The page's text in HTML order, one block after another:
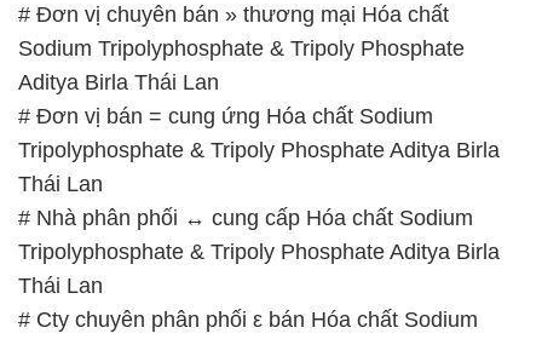
# Đơn vị chuyên bán » thương mại Hóa chất
Sodium Tripolyphosphate & Tripoly Phosphate
Aditya Birla Thái Lan
# Đơn vị bán = cung ứng Hóa chất Sodium
Tripolyphosphate & Tripoly Phosphate Aditya Birla
Thái Lan
# Nhà phân phối ↔ cung cấp Hóa chất Sodium
Tripolyphosphate & Tripoly Phosphate Aditya Birla
Thái Lan
# Cty chuyên phân phối ε bán Hóa chất Sodium